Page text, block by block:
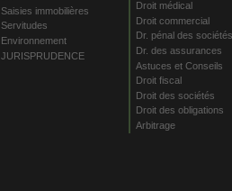
Saisies immobilières
Servitudes
Environnement
JURISPRUDENCE
Droit médical
Droit commercial
Dr. pénal des sociétés
Dr. des assurances
Astuces et Conseils
Droit fiscal
Droit des sociétés
Droit des obligations
Arbitrage